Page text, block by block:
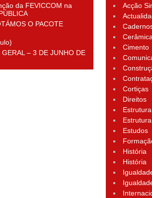
da FEVICCOM na
O PACOTE
GERAL – 3 DE JUNHO DE
Acção
Cimento
Cortiças
Direitos
Estudos
História
História